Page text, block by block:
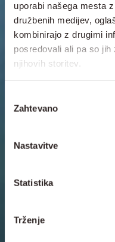
uporabi našega mesta
družbenih medijev,
kombinirajo z drugimi
posredovali ali pa so
njihovih storitev.
soglasja
Zahtevano
Nastavitve
Statistika
Trženje